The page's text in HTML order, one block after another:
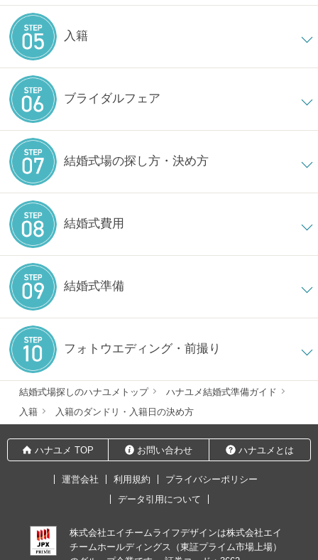
入籍
ブライダルフェア
結婚式場の探し方・決め方
結婚式費用
結婚式準備
フォトウエディング・前撮り
結婚式場探しのハナユメトップ
ハナユメ結婚式準備ガイド
入籍
入籍のダンドリ・入籍日の決め方
ハナユメ TOP お問い合わせ ハナユメとは
運営会社 利用規約
プライバシーポリシー
データ引用について
株式会社エイチームライフデザインは株式会社エイ
チームホールディングス（東証プライム市場上場）